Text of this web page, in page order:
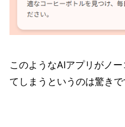
このようなAIアプリがノ
てしまうというのは驚きで